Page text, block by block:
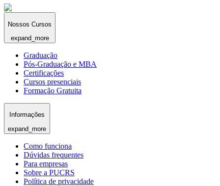
Nossos Cursos
expand_more
Graduação
Pós-Graduação e MBA
Certificações
Cursos presenciais
Formação Gratuita
Informações
expand_more
Como funciona
Dúvidas frequentes
Para empresas
Sobre a PUCRS
Política de privacidade